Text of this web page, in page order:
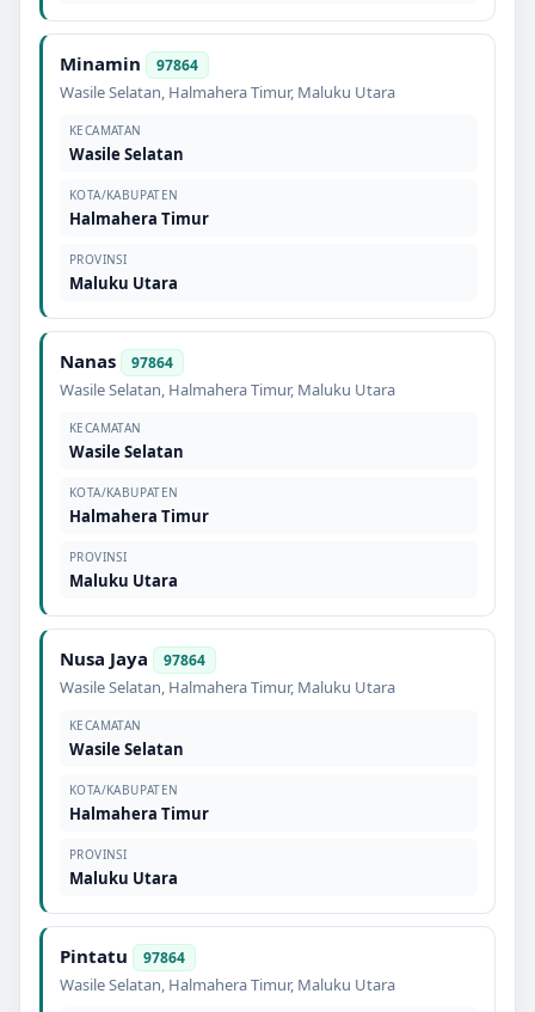
Minamin 97864
Wasile Selatan, Halmahera Timur, Maluku Utara
KECAMATAN
Wasile Selatan
KOTA/KABUPATEN
Halmahera Timur
PROVINSI
Maluku Utara
Nanas 97864
Wasile Selatan, Halmahera Timur, Maluku Utara
KECAMATAN
Wasile Selatan
KOTA/KABUPATEN
Halmahera Timur
PROVINSI
Maluku Utara
Nusa Jaya 97864
Wasile Selatan, Halmahera Timur, Maluku Utara
KECAMATAN
Wasile Selatan
KOTA/KABUPATEN
Halmahera Timur
PROVINSI
Maluku Utara
Pintatu 97864
Wasile Selatan, Halmahera Timur, Maluku Utara